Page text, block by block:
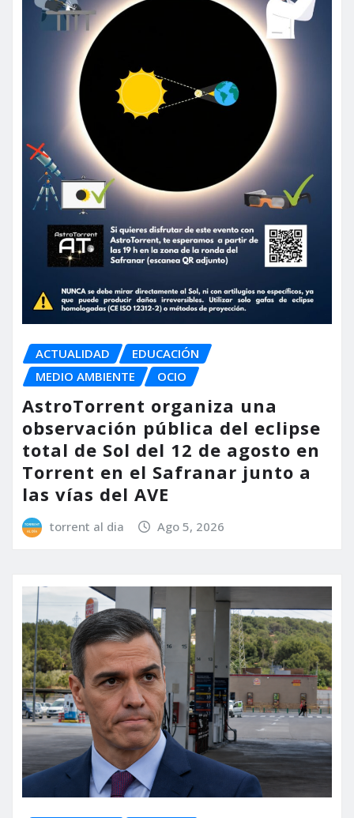
ACTUALIDAD
EDUCACIÓN
MEDIO AMBIENTE
OCIO
AstroTorrent organiza una
observación pública del eclipse
total de Sol del 12 de agosto en
Torrent en el Safranar junto a
las vías del AVE
torrent al dia Ago 5, 2026